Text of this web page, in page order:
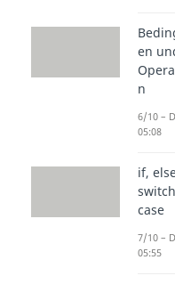
en
n
6/10 –
05:08
if,
case
7/10 –
05:55